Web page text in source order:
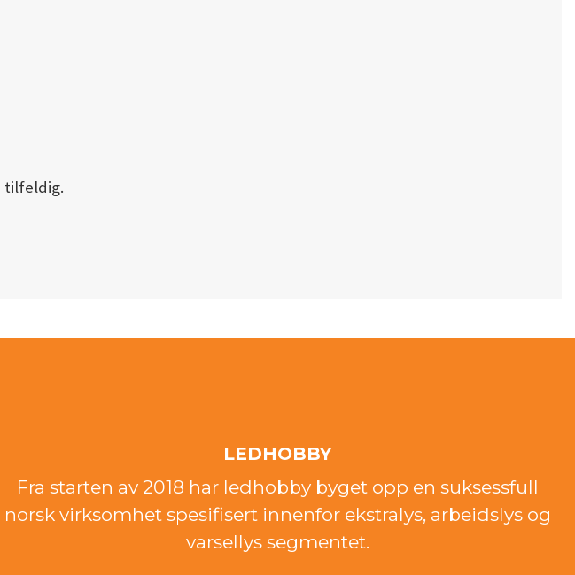
tilfeldig.
LEDHOBBY
Fra starten av 2018 har ledhobby byget opp en suksessfull
norsk virksomhet spesifisert innenfor ekstralys, arbeidslys og
varsellys segmentet.